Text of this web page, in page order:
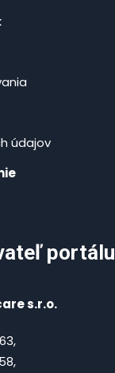
údajov
portálu
s.r.o.